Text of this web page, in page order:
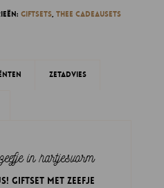
Giftsets,Thee cadeausets
Zetadvies
in hartjesvorm
Giftset met zeefje